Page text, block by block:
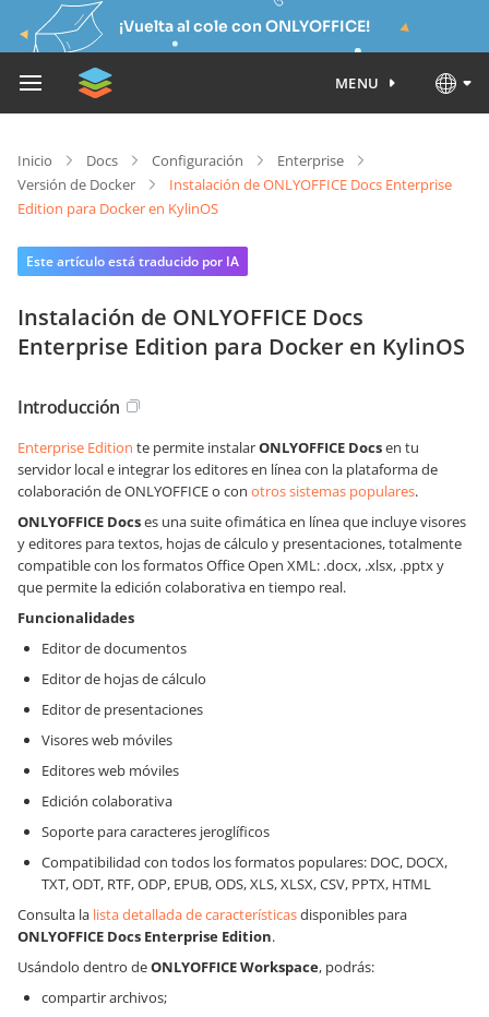
¡Vuelta al cole con ONLYOFFICE!
MENU
Inicio Docs Configuración
Enterprise
Versión de Docker
Instalación de ONLYOFFICE Docs Enterprise
Edition para Docker en KylinOS
Este artículo está traducido por IA
Instalación de ONLYOFFICE Docs
Enterprise Edition para Docker en KylinOS
Introducción
Enterprise Edition te permite instalarONLYOFFICE Docsen tu
servidor local e integrar los editores en línea con la plataforma de
colaboración de ONLYOFFICE o con otros sistemas populares.
ONLYOFFICE Docses una suite ofimática en línea que incluye visores
y editores para textos, hojas de cálculo y presentaciones, totalmente
compatible con los formatos Office Open XML: .docx, .xlsx, .pptx y
que permite la edición colaborativa en tiempo real.
Funcionalidades
Editor de documentos
Editor de hojas de cálculo
Editor de presentaciones
Visores web móviles
Editores web móviles
Edición colaborativa
Soporte para caracteres jeroglíficos
Compatibilidad con todos los formatos populares: DOC, DOCX,
TXT, ODT, RTF, ODP, EPUB, ODS, XLS, XLSX, CSV, PPTX, HTML
Consulta la lista detallada de característicasdisponibles para
ONLYOFFICE Docs Enterprise Edition.
Usándolo dentro deONLYOFFICE Workspace, podrás:
compartir archivos;